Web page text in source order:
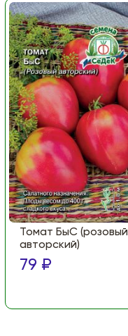
Томат БыС (розовый
авторский)
79 ₽